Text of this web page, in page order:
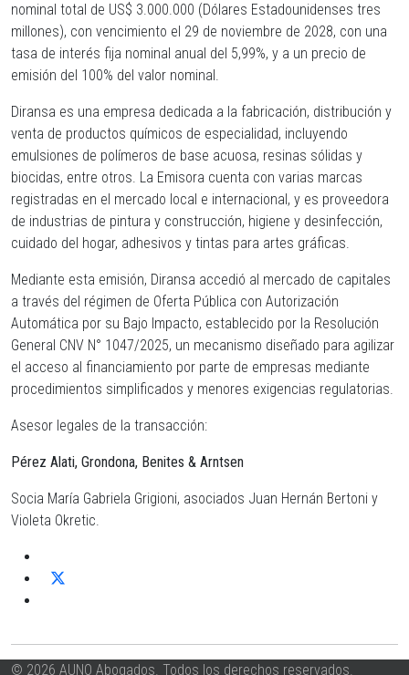
nominal total de US$ 3.000.000 (Dólares Estadounidenses tres
millones), con vencimiento el 29 de noviembre de 2028, con una
tasa de interés fija nominal anual del 5,99%, y a un precio de
emisión del 100% del valor nominal.
Diransa es una empresa dedicada a la fabricación, distribución y
venta de productos químicos de especialidad, incluyendo
emulsiones de polímeros de base acuosa, resinas sólidas y
biocidas, entre otros. La Emisora cuenta con varias marcas
registradas en el mercado local e internacional, y es proveedora
de industrias de pintura y construcción, higiene y desinfección,
cuidado del hogar, adhesivos y tintas para artes gráficas.
Mediante esta emisión, Diransa accedió al mercado de capitales
a través del régimen de Oferta Pública con Autorización
Automática por su Bajo Impacto, establecido por la Resolución
General CNV N° 1047/2025, un mecanismo diseñado para agilizar
el acceso al financiamiento por parte de empresas mediante
procedimientos simplificados y menores exigencias regulatorias.
Asesor legales de la transacción:
Pérez Alati, Grondona, Benites & Arntsen
Socia María Gabriela Grigioni, asociados Juan Hernán Bertoni y
Violeta Okretic.
© 2026 AUNO Abogados. Todos los derechos reservados.